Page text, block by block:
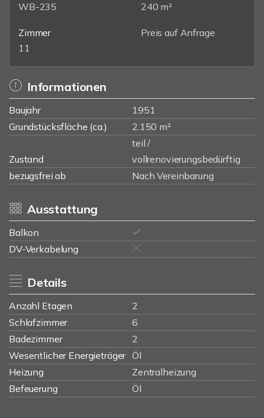
WB-235
240 m²
Zimmer
11
Preis auf Anfrage
Informationen
Baujahr
1951
Grundstücksfläche (ca.)
2.150 m²
Zustand
teil /
vollrenovierungsbedürftig
bezugsfrei ab
Nach Vereinbarung
Ausstattung
Balkon
DV-Verkabelung
Details
Anzahl Etagen
2
Schlafzimmer
6
Badezimmer
2
Wesentlicher Energieträger Öl
Heizung
Zentralheizung
Befeuerung
Öl